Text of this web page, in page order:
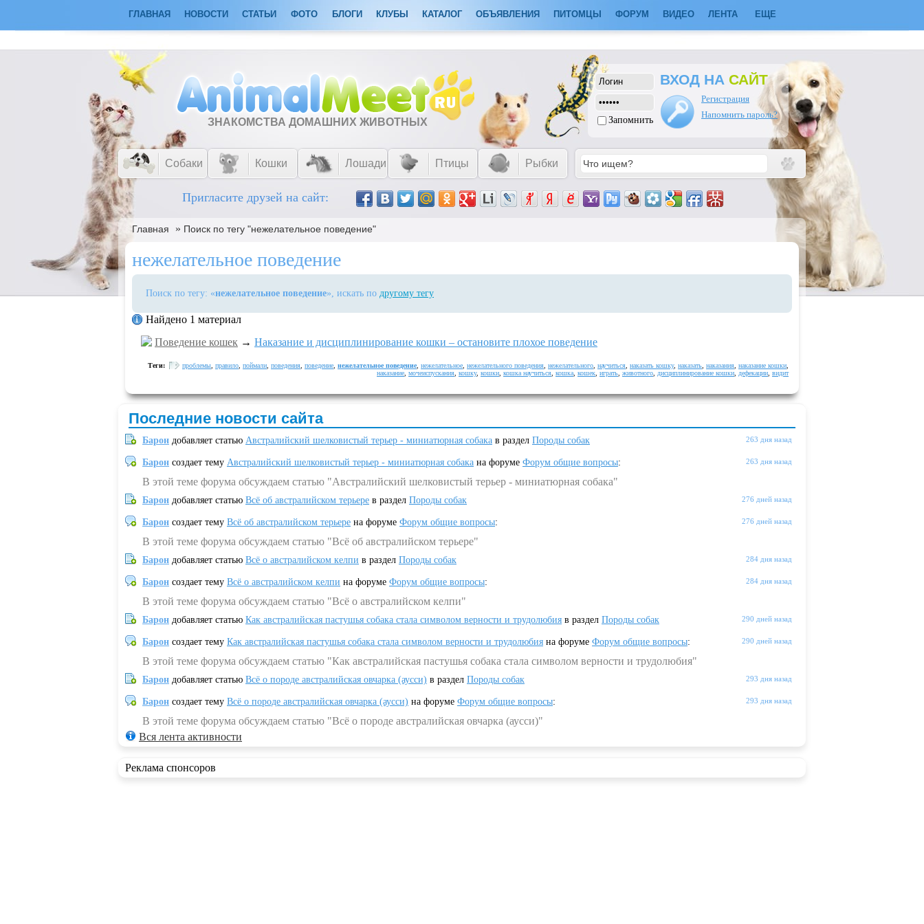
ГЛАВНАЯ НОВОСТИ СТАТЬИ ФОТО БЛОГИ КЛУБЫ КАТАЛОГ ОБЪЯВЛЕНИЯ ПИТОМЦЫ ФОРУМ ВИДЕО ЛЕНТА ЕЩЕ
ЗНАКОМСТВА ДОМАШНИХ ЖИВОТНЫХ Запомнить
ВХОД НА САЙТ
Регистрация
Напомнить пароль?
Собаки Кошки Лошади Птицы Рыбки
Пригласите друзей на сайт:
Главная » Поиск по тегу "нежелательное поведение"
нежелательное поведение
Поиск по тегу: «нежелательное поведение», искать по другому тегу
Найдено 1 материал
Поведение кошек → Наказание и дисциплинирование кошки – остановите плохое поведение
Теги: проблемы правило поймали поведения поведение нежелательное поведение нежелательное нежелательного поведения нежелательного научиться наказать кошку, наказать наказания наказание кошки
наказание мочеиспускания кошку, кошки кошка научиться кошка кошек играть животного дисциплинирование кошки дефекации видит
Последние новости сайта
263 дня назад
Барон добавляет статью Австралийский шелковистый терьер - миниатюрная собака в раздел Породы собак
263 дня назад
Барон создает тему Австралийский шелковистый терьер - миниатюрная собака на форуме Форум общие вопросы:
В этой теме форума обсуждаем статью "Австралийский шелковистый терьер - миниатюрная собака"
276 дней назад
Барон добавляет статью Всё об австралийском терьере в раздел Породы собак
276 дней назад
Барон создает тему Всё об австралийском терьере на форуме Форум общие вопросы:
В этой теме форума обсуждаем статью "Всё об австралийском терьере"
284 дня назад
Барон добавляет статью Всё о австралийском келпи в раздел Породы собак
284 дня назад
Барон создает тему Всё о австралийском келпи на форуме Форум общие вопросы:
В этой теме форума обсуждаем статью "Всё о австралийском келпи"
290 дней назад
Барон добавляет статью Как австралийская пастушья собака стала символом верности и трудолюбия в раздел Породы собак
290 дней назад
Барон создает тему Как австралийская пастушья собака стала символом верности и трудолюбия на форуме Форум общие вопросы:
В этой теме форума обсуждаем статью "Как австралийская пастушья собака стала символом верности и трудолюбия"
293 дня назад
Барон добавляет статью Всё о породе австралийская овчарка (аусси) в раздел Породы собак
293 дня назад
Барон создает тему Всё о породе австралийская овчарка (аусси) на форуме Форум общие вопросы:
В этой теме форума обсуждаем статью "Всё о породе австралийская овчарка (аусси)"
Вся лента активности
Реклама спонсоров